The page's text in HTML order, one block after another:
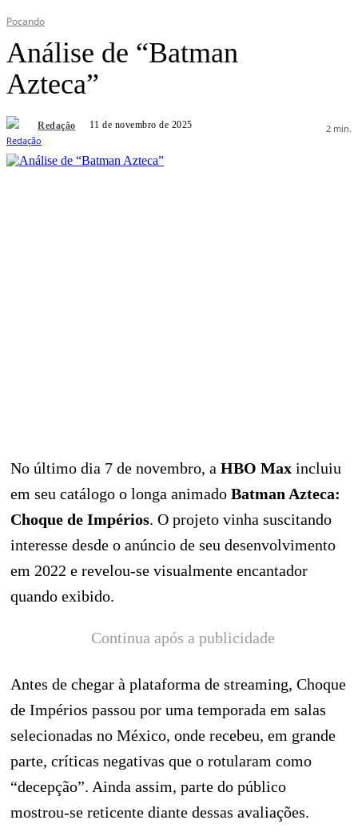
Pocando
Análise de “Batman
Azteca”
Redação 11 de novembro de 2025 2 min.
No último dia 7 de novembro, a HBO Max incluiu
em seu catálogo o longa animado Batman Azteca:
Choque de Impérios. O projeto vinha suscitando
interesse desde o anúncio de seu desenvolvimento
em 2022 e revelou‑se visualmente encantador
quando exibido.
Continua após a publicidade
Antes de chegar à plataforma de streaming, Choque
de Impérios passou por uma temporada em salas
selecionadas no México, onde recebeu, em grande
parte, críticas negativas que o rotularam como
“decepção”. Ainda assim, parte do público
mostrou‑se reticente diante dessas avaliações.